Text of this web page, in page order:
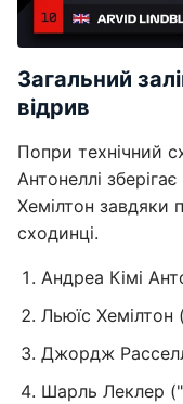
Загальний
відрив
Попри технічний
Антонеллі
Хемілтон завдяки
сходинці.
Андреа Кімі
Льюїс Хемілтон
Джордж
Шарль Леклер